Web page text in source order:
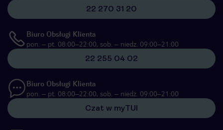
22 270 31 20
Biuro Obsługi Klienta
pon. – pt. 08:00–22:00, sob. – niedz. 09:00–21:00
22 255 04 02
Biuro Obsługi Klienta
pon. – pt. 08:00–22:00, sob. – niedz. 09:00–21:00
Czat w myTUI